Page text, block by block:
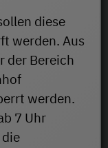
diese
werden. Aus
der Bereich
werden.
7 Uhr